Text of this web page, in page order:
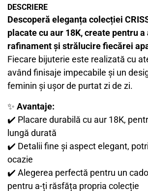
DESCRIERE
Descoperă eleganța colecției
placate cu aur 18K, create pentru a
rafinament și strălucire fiecărei
Fiecare bijuterie este realizată cu
având finisaje impecabile și un
feminin și ușor de purtat zi de zi.
✨ Avantaje:
✔️ Placare durabilă cu aur 18K,
lungă durată
✔️ Detalii fine și aspect elegant,
ocazie
✔️ Alegerea perfectă pentru un
pentru a-ți răsfăța propria colecție